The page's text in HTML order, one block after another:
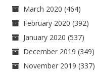
March 2020 (464)
February 2020 (392)
January 2020 (537)
December 2019 (349)
November 2019 (337)